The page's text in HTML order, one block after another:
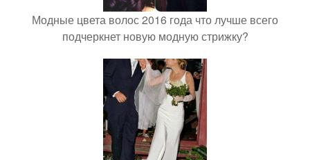
Модные цвета волос 2016 года что лучше всего
подчеркнет новую модную стрижку?